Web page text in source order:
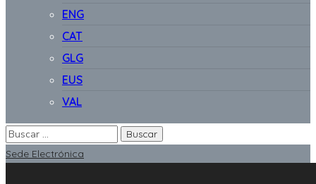
ENG
CAT
GLG
EUS
VAL
Sede Electrónica